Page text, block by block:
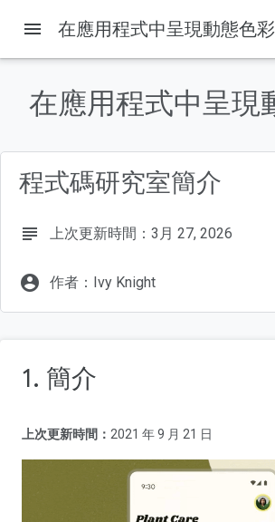
課程內容
必要條件
設定
什麼是動態色彩？
從種子到架構
menu 在應用程式中呈現動態色彩
在應用程式中呈現
程式碼研究室簡介
subject 上次更新時間：3月 27, 2026
account_circle 作者：Ivy Knight
1. 簡介
上次更新時間： 2021 年 9 月 21 日